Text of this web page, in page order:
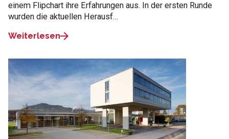
einem Flipchart ihre Erfahrungen aus. In der ersten Runde
wurden die aktuellen Herausf…
Weiterlesen